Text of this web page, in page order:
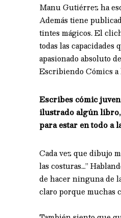
Manu Gutiérrez ha
Además tiene
tintes mágicos. El
todas las
apasionado absoluto
Escribiendo Cómics a
Escribes cómic
ilustrado algún libro,
para estar en todo a
Cada vez que dibujo
las costuras…”
de hacer ninguna de
claro porque muchas